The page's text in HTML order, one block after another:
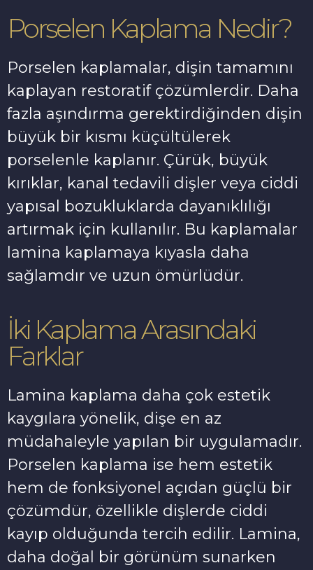
Porselen Kaplama Nedir?
Porselen kaplamalar, dişin tamamını
kaplayan restoratif çözümlerdir. Daha
fazla aşındırma gerektirdiğinden dişin
büyük bir kısmı küçültülerek
porselenle kaplanır. Çürük, büyük
kırıklar, kanal tedavili dişler veya ciddi
yapısal bozukluklarda dayanıklılığı
artırmak için kullanılır. Bu kaplamalar
lamina kaplamaya kıyasla daha
sağlamdır ve uzun ömürlüdür.
İki Kaplama Arasındaki
Farklar
Lamina kaplama daha çok estetik
kaygılara yönelik, dişe en az
müdahaleyle yapılan bir uygulamadır.
Porselen kaplama ise hem estetik
hem de fonksiyonel açıdan güçlü bir
çözümdür, özellikle dişlerde ciddi
kayıp olduğunda tercih edilir. Lamina,
daha doğal bir görünüm sunarken